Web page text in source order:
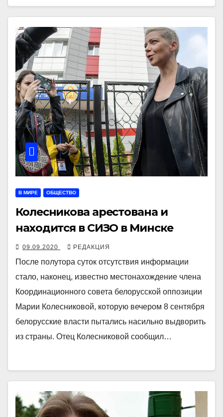
В МИРЕ ОБЩЕСТВО
Колесникова арестована и
находится в СИЗО в Минске
09.09.2020 РЕДАКЦИЯ
После полутора суток отсутствия информации
стало, наконец, известно местонахождение члена
Координационного совета белорусской оппозиции
Марии Колесниковой, которую вечером 8 сентября
белорусские власти пытались насильно выдворить
из страны. Отец Колесниковой сообщил…